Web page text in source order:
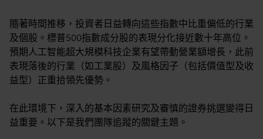
隨著時間推移，投資者日益轉向這些指數中比重偏低的行業
及個股。標普500指數成分股的表現分化接近數十年高位。
預期人工智能超大規模科技企業有望帶動營業額增長，此前
表現落後的行業（如工業股）及風格因子（包括價值型及收
益型）正重拾領先優勢。
在此環境下，深入的基本因素研究及審慎的證券挑選變得日
益重要。以下是我們團隊追蹤的關鍵主題。